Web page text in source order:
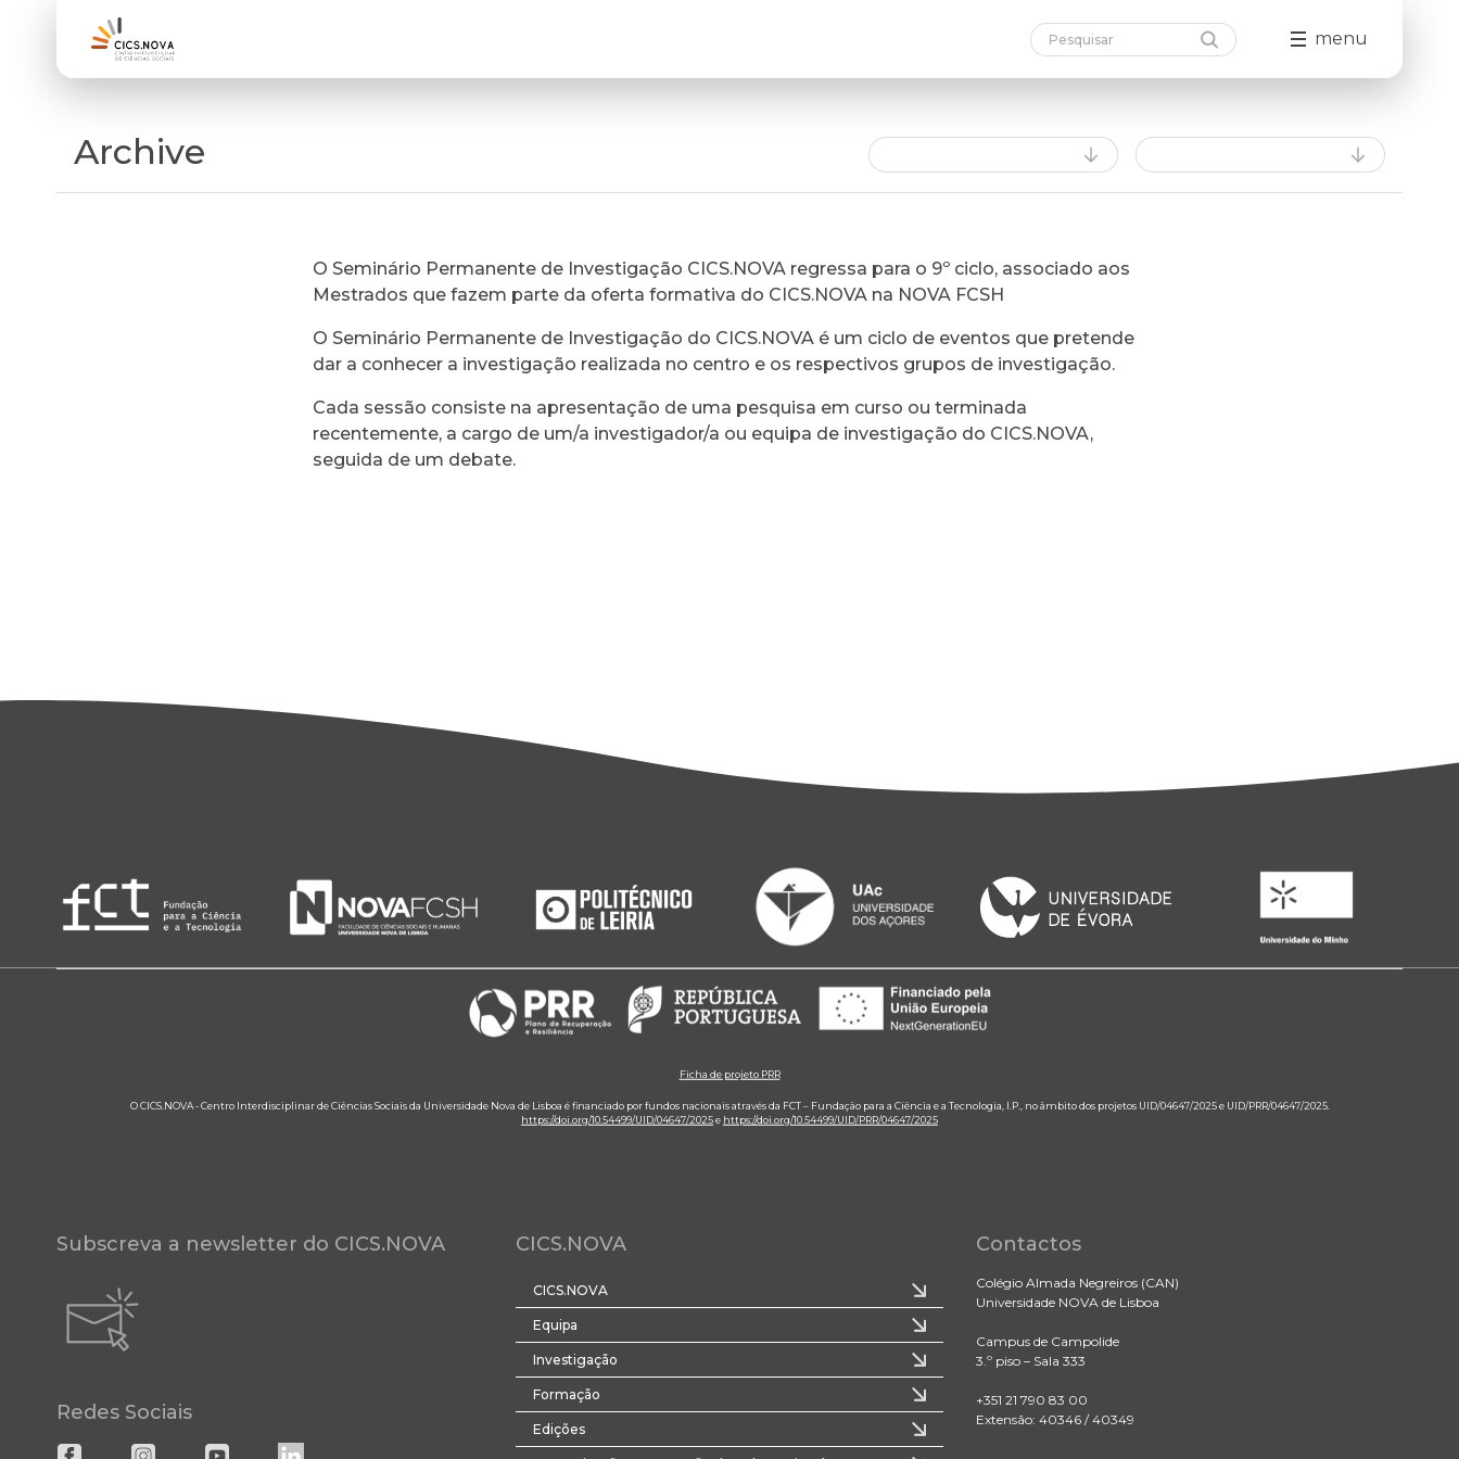
menu
Archive
O Seminário Permanente de Investigação CICS.NOVA regressa para o 9º ciclo, associado aos
Mestrados que fazem parte da oferta formativa do CICS.NOVA na NOVA FCSH
O Seminário Permanente de Investigação do CICS.NOVA é um ciclo de eventos que pretende
dar a conhecer a investigação realizada no centro e os respectivos grupos de investigação.
Cada sessão consiste na apresentação de uma pesquisa em curso ou terminada
recentemente, a cargo de um/a investigador/a ou equipa de investigação do CICS.NOVA,
seguida de um debate.
Ficha de projeto PRR
O CICS.NOVA - Centro Interdisciplinar de Ciências Sociais da Universidade Nova de Lisboa é financiado por fundos nacionais através da FCT – Fundação para a Ciência e a Tecnologia, I.P., no âmbito dos projetos UID/04647/2025 e UID/PRR/04647/2025.
https://doi.org/10.54499/UID/04647/2025e https://doi.org/10.54499/UID/PRR/04647/2025
Subscreva a newsletter do CICS.NOVA
Redes Sociais
CICS.NOVA
CICS.NOVA
Equipa
Investigação
Formação
Edições
Contactos
Colégio Almada Negreiros (CAN)
Universidade NOVA de Lisboa
Campus de Campolide
3.º piso – Sala 333
+351 21 790 83 00
Extensão: 40346 / 40349